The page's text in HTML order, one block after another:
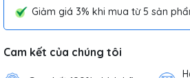
Giảm giá 3% khi mua từ 5 sản
Cam kết của chúng tôi